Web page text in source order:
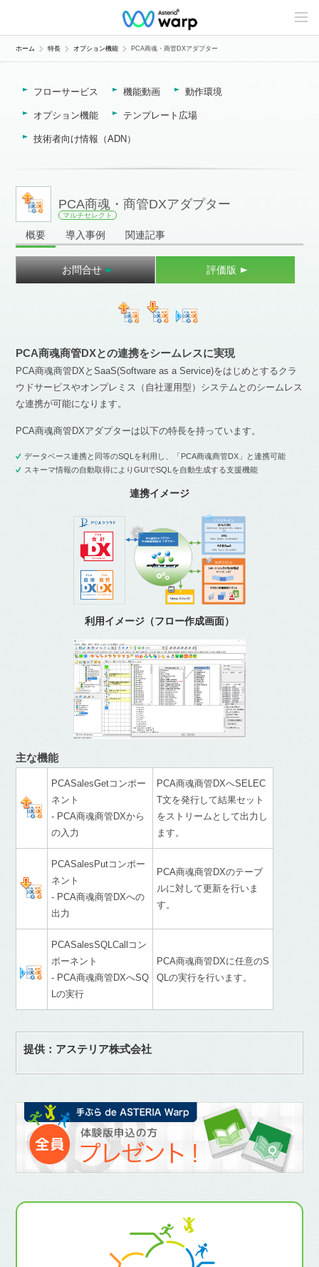
C
n
e
ホーム 特長 オプション機能 PCA商魂・商管DXアダプター
フローサービス 機能動画 動作環境
オプション機能 テンプレート広場
技術者向け情報（ADN）
PCA商魂・商管DXアダプター
マルチセレクト
概要 導入事例 関連記事
お問合せ 評価版
PCA商魂商管DXとの連携をシームレスに実現
PCA商魂商管DXとSaaS(Software as a Service)をはじめとするクラ
ウドサービスやオンプレミス（自社運用型）システムとのシームレス
な連携が可能になります。
PCA商魂商管DXアダプターは以下の特長を持っています。
データベース連携と同等のSQLを利用し、「PCA商魂商管DX」と連携可能
スキーマ情報の自動取得によりGUIでSQLを自動生成する支援機能
連携イメージ
利用イメージ（フロー作成画面）
主な機能
PCASalesGetコンポー
ネント
- PCA商魂商管DXから
の入力
PCA商魂商管DXへSELEC
T文を発行して結果セット
をストリームとして出力し
ます。
PCASalesPutコンポー
ネント
- PCA商魂商管DXへの
出力
PCA商魂商管DXのテーブ
ルに対して更新を行いま
す。
PCASalesSQLCallコン
ポーネント
- PCA商魂商管DXへSQ
Lの実行
PCA商魂商管DXに任意のS
QLの実行を行います。
提供：アステリア株式会社